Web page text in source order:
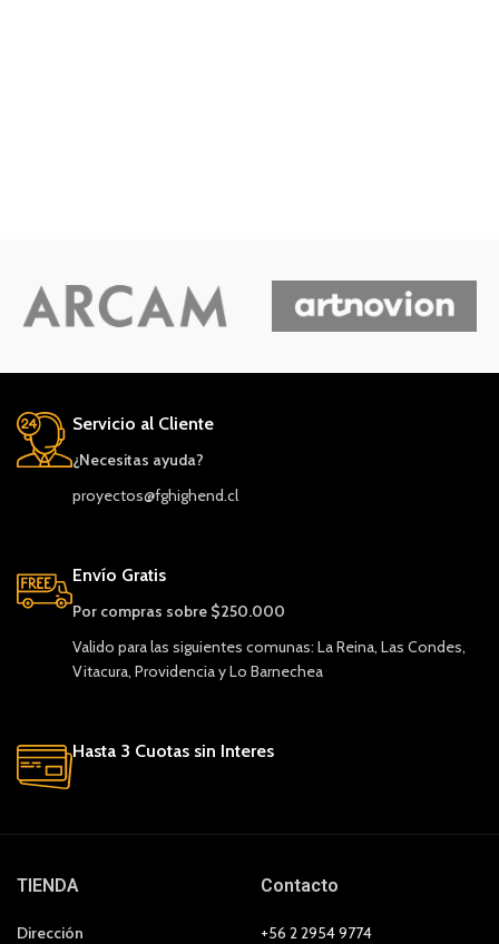
Servicio al Cliente
¿Necesitas ayuda?
proyectos@fghighend.cl
Envío Gratis
Por compras sobre $250.000
Valido para las siguientes comunas: La Reina, Las Condes,
Vitacura, Providencia y Lo Barnechea
Hasta 3 Cuotas sin Interes
TIENDA
Dirección
Contacto
+56 2 2954 9774